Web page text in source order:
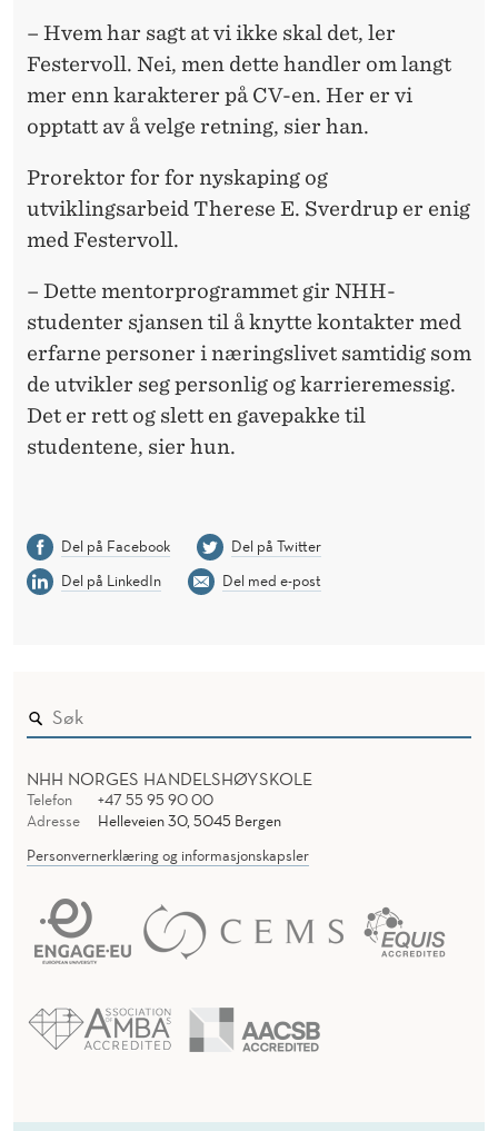
– Hvem har sagt at vi ikke skal det, ler
Festervoll. Nei, men dette handler om langt
mer enn karakterer på CV-en. Her er vi
opptatt av å velge retning, sier han.
Prorektor for for nyskaping og
utviklingsarbeid Therese E. Sverdrup er enig
med Festervoll.
– Dette mentorprogrammet gir NHH-
studenter sjansen til å knytte kontakter med
erfarne personer i næringslivet samtidig som
de utvikler seg personlig og karrieremessig.
Det er rett og slett en gavepakke til
studentene, sier hun.
Del på Facebook
Del på Twitter
Del på LinkedIn
Del med e-post
NHH NORGES HANDELSHØYSKOLE
Telefon
+47 55 95 90 00
Adresse
Helleveien 30, 5045 Bergen
Personvernerklæring og informasjonskapsler